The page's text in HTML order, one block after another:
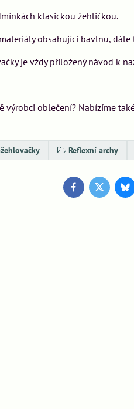
klasickou žehličkou.
obsahující bavlnu,
je vždy přiložený návod k
výrobci oblečení? Nabízíme
Reflexní archy
FacebookTwitter